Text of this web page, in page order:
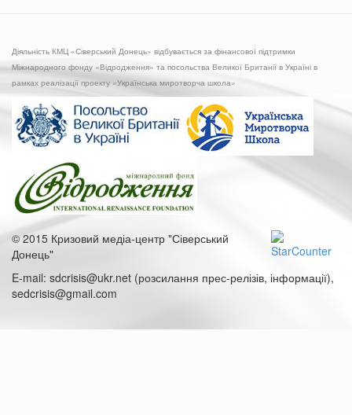
Діяльність КМЦ «Сіверський Донець» відбувається за фінансової підтримки
Міжнародного фонду «Відродження» та посольства Великої Британії в Україні в
рамках реалізації проекту «Українська миротворча школа»
© 2015 Кризовий медіа-центр "Сіверський
Донець"
E-mail: sdcrisis@ukr.net (розсилання прес-релізів, інформації),
sedcrisis@gmail.com